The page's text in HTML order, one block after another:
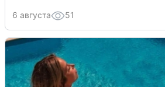
6 августа 51